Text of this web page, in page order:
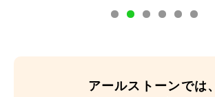
アールストーンでは、